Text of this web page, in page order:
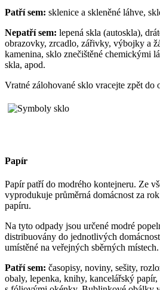
Patří sem: sklenice a skleněné láhve,
Nepatří sem: lepená skla (autoskla),
obrazovky, zrcadlo, zářivky, výbojky a
kamenina, sklo znečištěné chemickými
skla, apod.
Vratné zálohované sklo vracejte zpět do
Papír
Papír patří do modrého kontejneru. Ze
vyprodukuje průměrná domácnost za
papíru.
Na tyto odpady jsou určené modré
distribuovány do jednotlivých
umístěné na veřejných sběrných místech.
Patří sem: časopisy, noviny, sešity,
obaly, lepenka, knihy, kancelářský